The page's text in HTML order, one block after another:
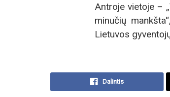
Antroje vietoje –
minučių
Lietuvos
Dalintis